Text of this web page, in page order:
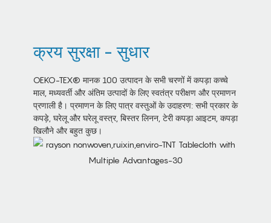
क्रय सुरक्षा - सुधार
OEKO-TEX® मानक 100 उत्पादन के सभी चरणों में कपड़ा कच्चे
माल, मध्यवर्ती और अंतिम उत्पादों के लिए स्वतंत्र परीक्षण और प्रमाणन
प्रणाली है। प्रमाणन के लिए पात्र वस्तुओं के उदाहरण: सभी प्रकार के
कपड़े, घरेलू और घरेलू वस्त्र, बिस्तर लिनन, टेरी कपड़ा आइटम, कपड़ा
खिलौने और बहुत कुछ।